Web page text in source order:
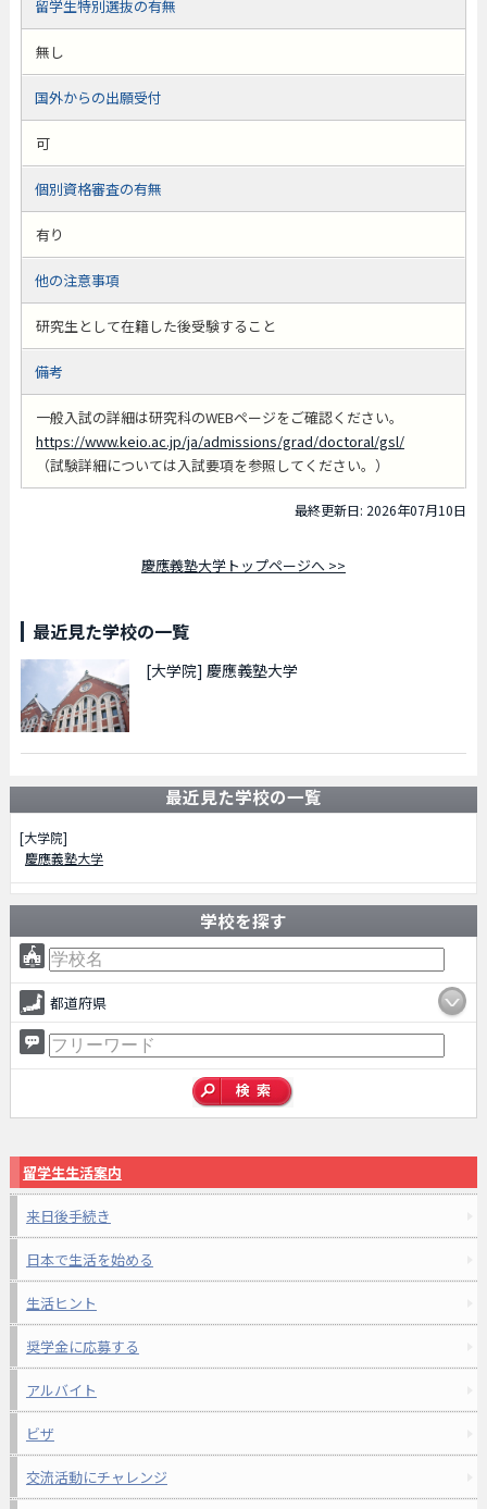
留学生特別選抜の有無
無し
国外からの出願受付
可
個別資格審査の有無
有り
他の注意事項
研究生として在籍した後受験すること
備考
一般入試の詳細は研究科のWEBページをご確認ください。
https://www.keio.ac.jp/ja/admissions/grad/doctoral/gsl/
（試験詳細については入試要項を参照してください。）
最終更新日: 2026年07月10日
慶應義塾大学トップページへ >>
最近見た学校の一覧
[大学院] 慶應義塾大学
最近見た学校の一覧
[大学院]
慶應義塾大学
学校を探す
都道府県
留学生生活案内
来日後手続き
日本で生活を始める
生活ヒント
奨学金に応募する
アルバイト
ビザ
交流活動にチャレンジ